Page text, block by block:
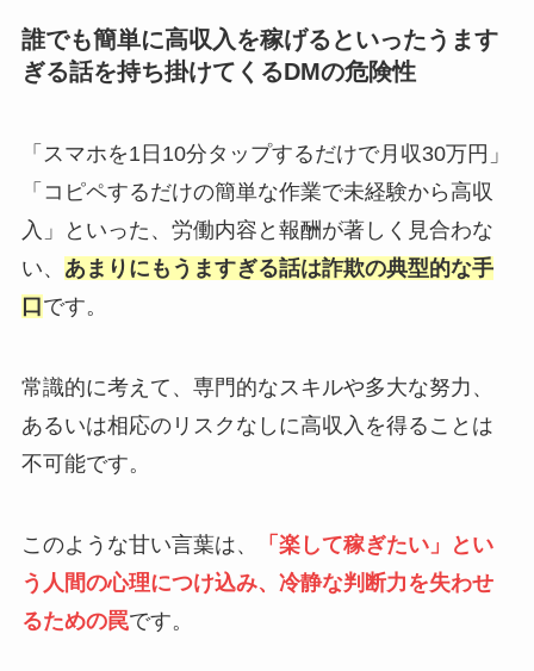
誰でも簡単に高収入を稼げるといったうます
ぎる話を持ち掛けてくるDMの危険性
「スマホを1日10分タップするだけで月収30万円」
「コピペするだけの簡単な作業で未経験から高収
入」といった、労働内容と報酬が著しく見合わな
い、 あまりにもうますぎる話は詐欺の典型的な手
口 です。
常識的に考えて、専門的なスキルや多大な努力、
あるいは相応のリスクなしに高収入を得ることは
不可能です。
このような甘い言葉は、
「楽して稼ぎたい」とい
う人間の心理につけ込み、冷静な判断力を失わせ
るための罠です。